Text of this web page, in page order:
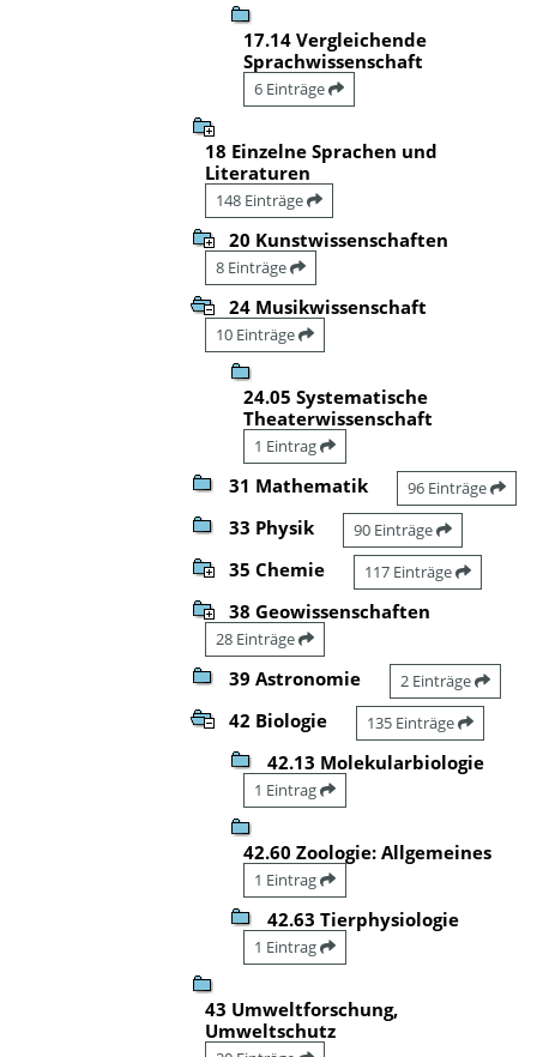
17.14 Vergleichende
Sprachwissenschaft
6 Einträge
18 Einzelne Sprachen und
Literaturen
148 Einträge
20 Kunstwissenschaften
8 Einträge
24 Musikwissenschaft
10 Einträge
24.05 Systematische
Theaterwissenschaft
1 Eintrag
31 Mathematik 96 Einträge
33 Physik 90 Einträge
35 Chemie 117 Einträge
38 Geowissenschaften
28 Einträge
39 Astronomie 2 Einträge
42 Biologie 135 Einträge
42.13 Molekularbiologie
1 Eintrag
42.60 Zoologie: Allgemeines
1 Eintrag
42.63 Tierphysiologie
1 Eintrag
43 Umweltforschung,
Umweltschutz